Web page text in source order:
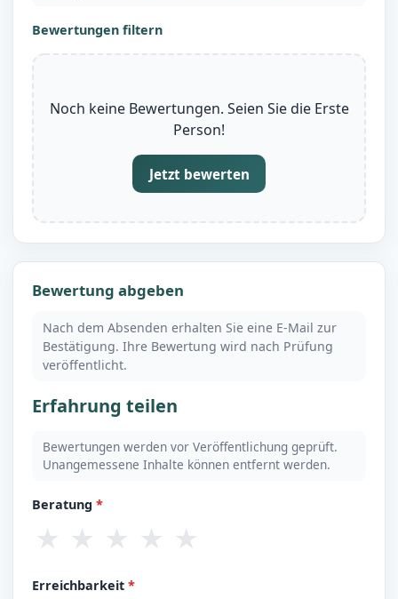
Bewertungen filtern
Noch keine Bewertungen. Seien Sie die Erste
Person!
Jetzt bewerten
Bewertung abgeben
Nach dem Absenden erhalten Sie eine E-Mail zur
Bestätigung. Ihre Bewertung wird nach Prüfung
veröffentlicht.
Erfahrung teilen
Bewertungen werden vor Veröffentlichung geprüft.
Unangemessene Inhalte können entfernt werden.
Beratung*
★ ★ ★ ★ ★
Erreichbarkeit*